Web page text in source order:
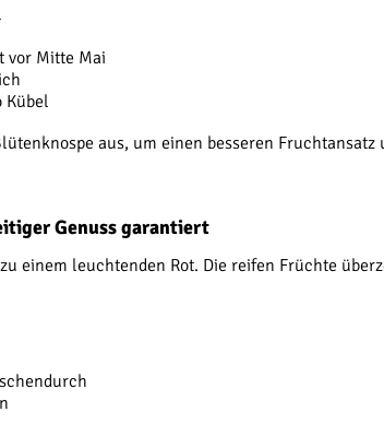
vor Mitte Mai
Kübel
aus, um einen besseren
Genuss garantiert
einem leuchtenden Rot. Die reifen Früchte